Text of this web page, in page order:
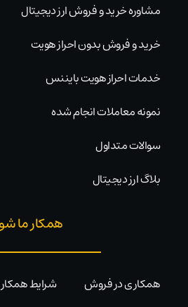
مشاوره خرید و فروش ارز دیجیتال
خرید و فروش بدون احراز هویت
خدمات احراز هویت بایننس
نمونه معاملات انجام شده
سوالات متداول
بلاگ ارز دیجیتال
همکار ما شو
همکاری در فروش
شرایط